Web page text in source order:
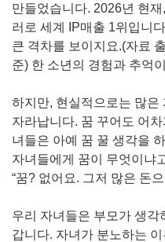
만들었습니다. 2026년 현
러로 세계 IP매출 1위입니
큰 격차를 보이지요.(자료
준) 한 소년의 경험과 추억
하지만, 현실적으로는 많은
자라납니다. 꿈 꾸어도 어
녀들은 아예 꿈 꿀 생각을
자녀들에게 꿈이 무엇이냐
“꿈? 없어요. 그저 많은 돈
우리 자녀들은 부모가 생
갑니다. 자녀가 분노하는